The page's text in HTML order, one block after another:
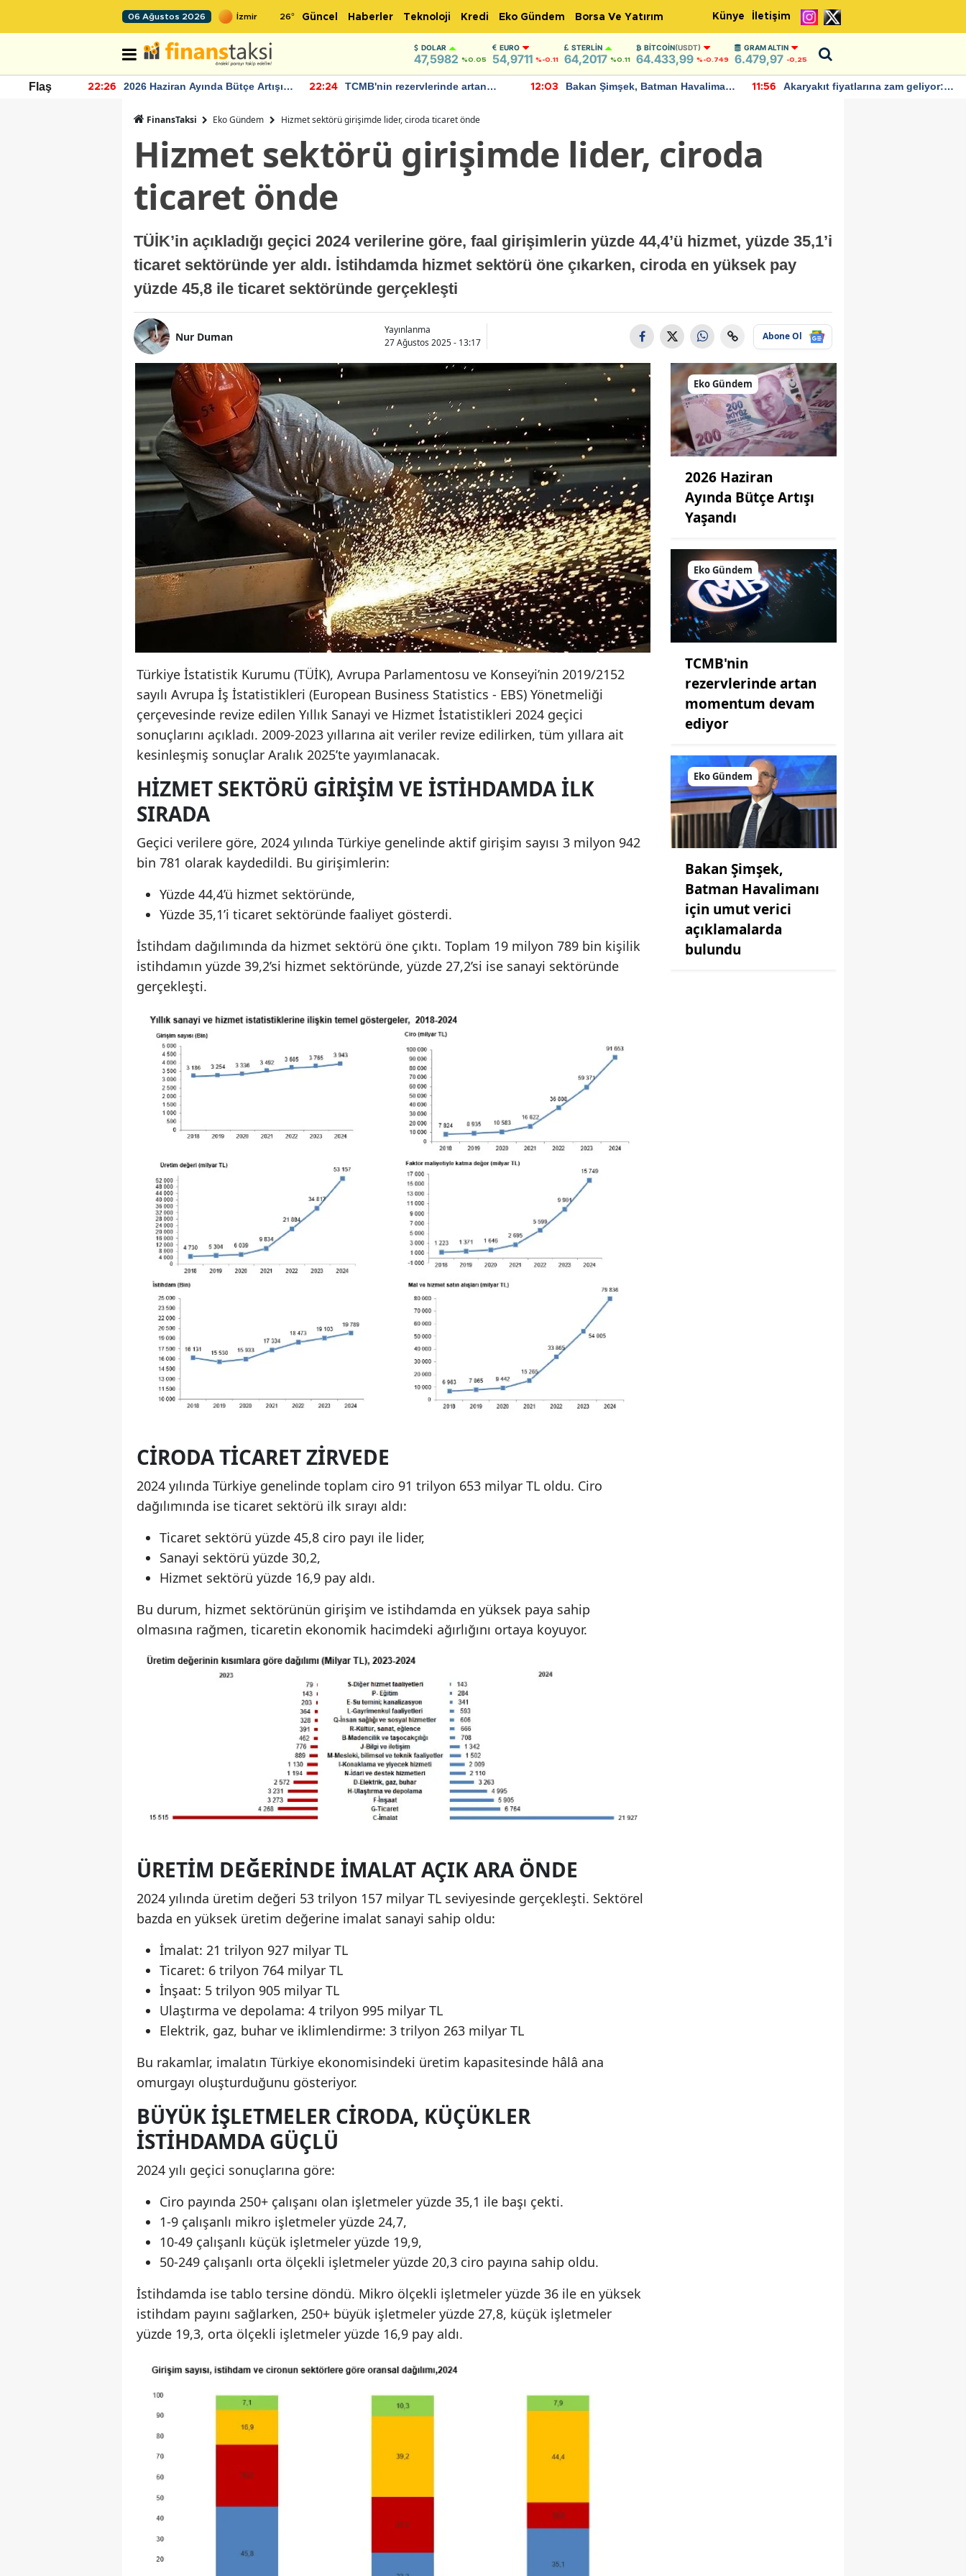
06 Ağustos 2026 26° Güncel Haberler Teknoloji Kredi Eko Gündem Borsa Ve Yatırım Künye İletişim
DOLAR
47,5982 %0.05
EURO
54,9711 %-0.11
STERLIN
64,2017 %0.11
BITCOIN(USDT)
64.433,99 %-0.749
GRAM ALTIN
6.479,97 -0,25
Flaş 22:26
2026 Haziran Ayında Bütçe Artışı
22:24
TCMB'nin rezervlerinde artan
12:03
Bakan Şimşek, Batman Havalimanı
11:56
Akaryakıt fiyatlarına zam geliyor:
FinansTaksi Eko Gündem Hizmet sektörü girişimde lider, ciroda ticaret önde
Hizmet sektörü girişimde lider, ciroda
ticaret önde
TÜİK’in açıkladığı geçici 2024 verilerine göre, faal girişimlerin yüzde 44,4’ü hizmet, yüzde 35,1’i
ticaret sektöründe yer aldı. İstihdamda hizmet sektörü öne çıkarken, ciroda en yüksek pay
yüzde 45,8 ile ticaret sektöründe gerçekleşti
Nur Duman
Yayınlanma
27 Ağustos 2025 - 13:17
Abone Ol
Türkiye İstatistik Kurumu (TÜİK), Avrupa Parlamentosu ve Konseyi’nin 2019/2152
sayılı Avrupa İş İstatistikleri (European Business Statistics - EBS) Yönetmeliği
çerçevesinde revize edilen Yıllık Sanayi ve Hizmet İstatistikleri 2024 geçici
sonuçlarını açıkladı. 2009-2023 yıllarına ait veriler revize edilirken, tüm yıllara ait
kesinleşmiş sonuçlar Aralık 2025’te yayımlanacak.
HIZMET SEKTÖRÜ GIRIŞIM VE İSTIHDAMDA İLK
SIRADA
Geçici verilere göre, 2024 yılında Türkiye genelinde aktif girişim sayısı 3 milyon 942
bin 781 olarak kaydedildi. Bu girişimlerin:
Yüzde 44,4’ü hizmet sektöründe,
Yüzde 35,1’i ticaret sektöründe faaliyet gösterdi.
İstihdam dağılımında da hizmet sektörü öne çıktı. Toplam 19 milyon 789 bin kişilik
istihdamın yüzde 39,2’si hizmet sektöründe, yüzde 27,2’si ise sanayi sektöründe
gerçekleşti.
CIRODA TICARET ZIRVEDE
2024 yılında Türkiye genelinde toplam ciro 91 trilyon 653 milyar TL oldu. Ciro
dağılımında ise ticaret sektörü ilk sırayı aldı:
Ticaret sektörü yüzde 45,8 ciro payı ile lider,
Sanayi sektörü yüzde 30,2,
Hizmet sektörü yüzde 16,9 pay aldı.
Bu durum, hizmet sektörünün girişim ve istihdamda en yüksek paya sahip
olmasına rağmen, ticaretin ekonomik hacimdeki ağırlığını ortaya koyuyor.
ÜRETIM DEĞERINDE İMALAT AÇIK ARA ÖNDE
2024 yılında üretim değeri 53 trilyon 157 milyar TL seviyesinde gerçekleşti. Sektörel
bazda en yüksek üretim değerine imalat sanayi sahip oldu:
İmalat: 21 trilyon 927 milyar TL
Ticaret: 6 trilyon 764 milyar TL
İnşaat: 5 trilyon 905 milyar TL
Ulaştırma ve depolama: 4 trilyon 995 milyar TL
Elektrik, gaz, buhar ve iklimlendirme: 3 trilyon 263 milyar TL
Bu rakamlar, imalatın Türkiye ekonomisindeki üretim kapasitesinde hâlâ ana
omurgayı oluşturduğunu gösteriyor.
BÜYÜK İŞLETMELER CIRODA, KÜÇÜKLER
İSTIHDAMDA GÜÇLÜ
2024 yılı geçici sonuçlarına göre:
Ciro payında 250+ çalışanı olan işletmeler yüzde 35,1 ile başı çekti.
1-9 çalışanlı mikro işletmeler yüzde 24,7,
10-49 çalışanlı küçük işletmeler yüzde 19,9,
50-249 çalışanlı orta ölçekli işletmeler yüzde 20,3 ciro payına sahip oldu.
İstihdamda ise tablo tersine döndü. Mikro ölçekli işletmeler yüzde 36 ile en yüksek
istihdam payını sağlarken, 250+ büyük işletmeler yüzde 27,8, küçük işletmeler
yüzde 19,3, orta ölçekli işletmeler yüzde 16,9 pay aldı.
Eko Gündem
2026 Haziran
Ayında Bütçe Artışı
Yaşandı
Eko Gündem
TCMB'nin
rezervlerinde artan
momentum devam
ediyor
Eko Gündem
Bakan Şimşek,
Batman Havalimanı
için umut verici
açıklamalarda
bulundu